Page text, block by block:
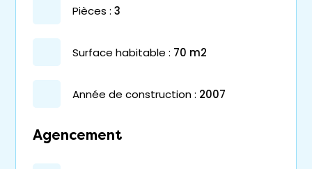
pièces : 3
surface habitable : 70 m2
année de construction : 2007
Agencement